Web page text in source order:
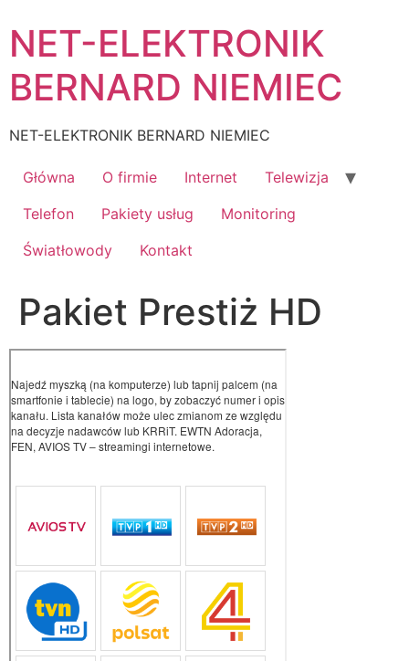
to
content
NET-ELEKTRONIK
BERNARD NIEMIEC
NET-ELEKTRONIK BERNARD NIEMIEC
Główna O firmie Internet
Telewizja
Telefon
Pakiety usług
Monitoring
Światłowody
Kontakt
Pakiet Prestiż HD